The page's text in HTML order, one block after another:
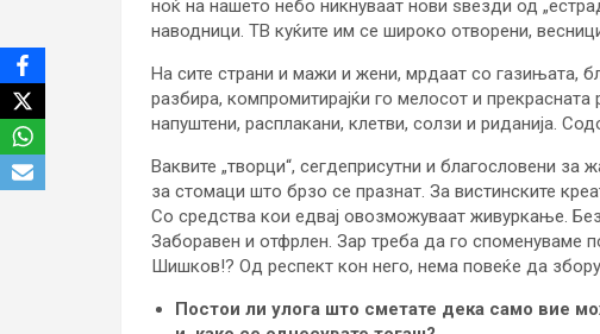
ноќ на нашето небо никнуваат нови ѕвезди од
наводници. ТВ куќите им се широко отворени,
На сите страни и мажи и жени, мрдаат со газињата,
разбира, компромитирајќи го мелосот и
напуштени, расплакани, клетви, солзи и риданија.
Ваквите „творци“, сегдеприсутни и благословени
за стомаци што брзо се празнат. За вистинските
Со средства кои едвај овозможуваат живуркање.
Заборавен и отфрлен. Зар треба да го споменуваме
Шишков!? Од респект кон него, нема повеќе да
Постои ли улога што сметате дека само вие